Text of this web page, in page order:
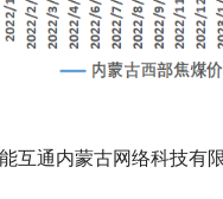
互通内蒙古网络科技有